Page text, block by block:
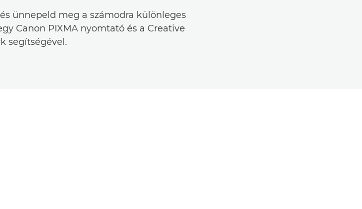
ünnepeld meg a számodra különleges
Canon PIXMA nyomtató és a Creative
segítségével.